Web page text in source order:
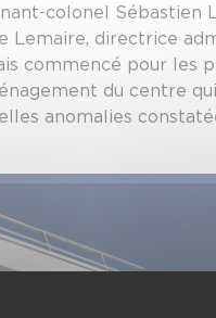
colonel Sébastien
Lemaire, directrice
commencé pour les
du centre
anomalies